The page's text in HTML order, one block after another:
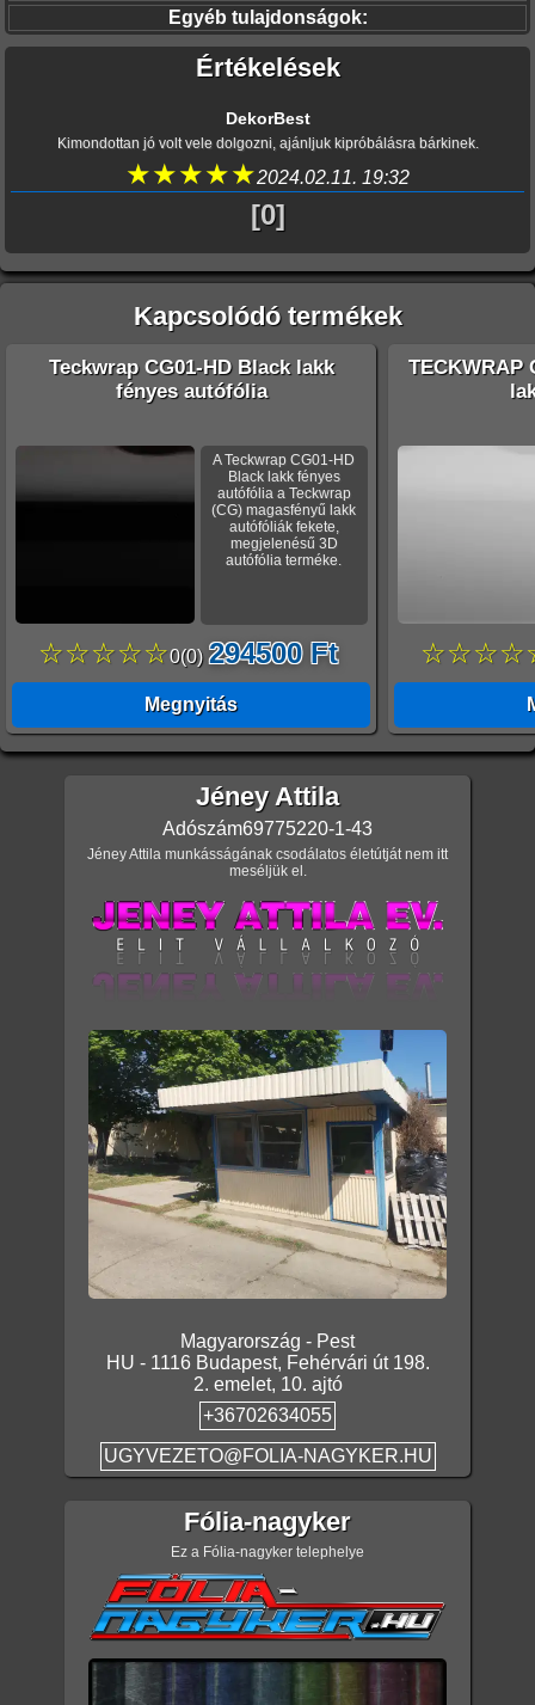
Egyéb tulajdonságok:
Értékelések
DekorBest
Kimondottan jó volt vele dolgozni, ajánljuk kipróbálásra bárkinek.
★★★★★2024.02.11. 19:32
[0]
Kapcsolódó termékek
Teckwrap CG01-HD Black lakk
fényes autófólia
A Teckwrap CG01-HD
Black lakk fényes
autófólia a Teckwrap
(CG) magasfényű lakk
autófóliák fekete,
megjelenésű 3D
autófólia terméke.
☆☆☆☆☆0(0) 294500 Ft
Megnyitás
TECKWRAP
Jéney Attila
Adószám69775220-1-43
Jéney Attila munkásságának csodálatos életútját nem itt
meséljük el.
Magyarország - Pest
HU - 1116 Budapest, Fehérvári út 198.
2. emelet, 10. ajtó
+36702634055
UGYVEZETO@FOLIA-NAGYKER.HU
Fólia-nagyker
Ez a Fólia-nagyker telephelye